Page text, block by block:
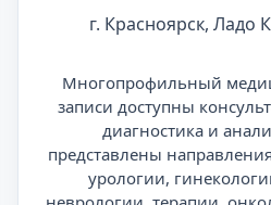
г. Красноярск, Ладо
Многопрофильный
записи доступны
диагностика и
представлены
урологии,